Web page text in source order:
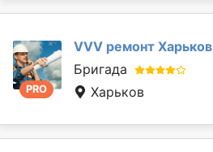
PRO
VVV ремонт Харьков
Бригада
Харьков